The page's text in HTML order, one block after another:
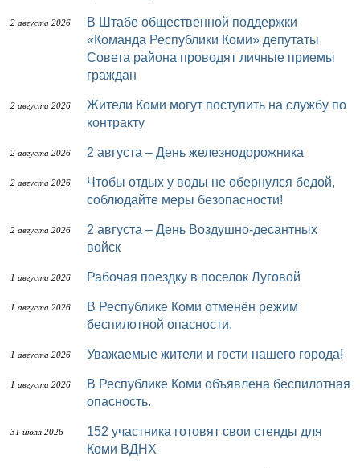
2 августа 2026
В Штабе общественной поддержки
«Команда Республики Коми» депутаты
Совета района проводят личные приемы
граждан
2 августа 2026
Жители Коми могут поступить на службу по
контракту
2 августа 2026 2 августа – День железнодорожника
2 августа 2026
Чтобы отдых у воды не обернулся бедой,
соблюдайте меры безопасности!
2 августа 2026
2 августа – День Воздушно-десантных
войск
1 августа 2026 Рабочая поездку в поселок Луговой
1 августа 2026
В Республике Коми отменён режим
беспилотной опасности.
1 августа 2026 Уважаемые жители и гости нашего города!
1 августа 2026
В Республике Коми объявлена беспилотная
опасность.
31 июля 2026
152 участника готовят свои стенды для
Коми ВДНХ